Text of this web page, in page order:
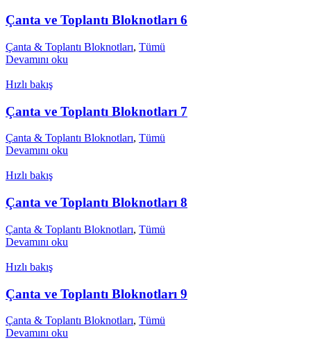
Çanta ve Toplantı Bloknotları 6
Çanta & Toplantı Bloknotları, Tümü
Devamını oku
Hızlı bakış
Çanta ve Toplantı Bloknotları 7
Çanta & Toplantı Bloknotları, Tümü
Devamını oku
Hızlı bakış
Çanta ve Toplantı Bloknotları 8
Çanta & Toplantı Bloknotları, Tümü
Devamını oku
Hızlı bakış
Çanta ve Toplantı Bloknotları 9
Çanta & Toplantı Bloknotları, Tümü
Devamını oku